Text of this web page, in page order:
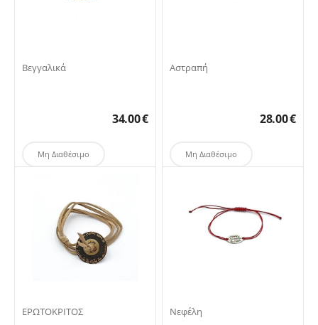
Βεγγαλικά
34.00€
Μη Διαθέσιμο
Αστραπή
28.00€
Μη Διαθέσιμο
ΕΡΩΤΟΚΡΙΤΟΣ Νεφέλη